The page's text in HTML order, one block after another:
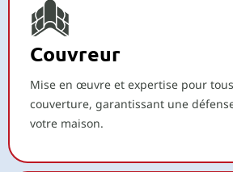
Couvreur
Mise en œuvre et expertise pour
couverture, garantissant une
votre maison.